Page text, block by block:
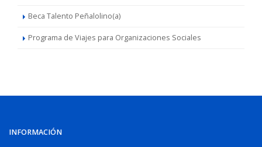
Beca Talento Peñalolino(a)
Programa de Viajes para Organizaciones Sociales
INFORMACIÓN